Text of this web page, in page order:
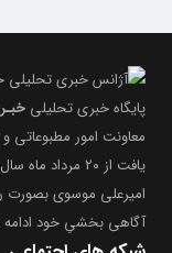
پایگاه خبری تحلیلی
معاونت امور مطبوعاتی
امیرعلی موسوی بصورت
آگاهی بخشیِ خود